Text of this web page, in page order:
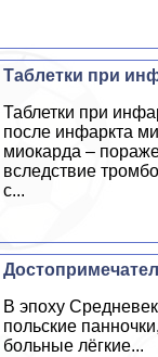
Таблетки при
Таблетки при
после инфаркта
миокарда –
вследствие
с...
В эпоху
польские
больные лёгкие...